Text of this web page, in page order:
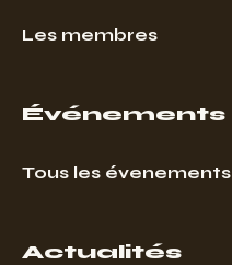
Les membres
Événements
Tous les évenements
Actualités